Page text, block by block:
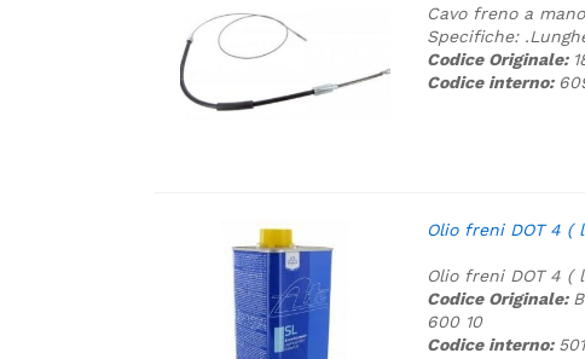
Cavo freno a mano
Specifiche: .
Codice Originale:
Codice interno:
Olio freni DOT 4 (
Olio freni DOT 4 (
Codice Originale:
600 10
Codice interno: